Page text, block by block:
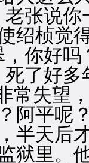
说你
绍桢觉
好吗
了好多
失望，
阿平呢
半天后
狱里。